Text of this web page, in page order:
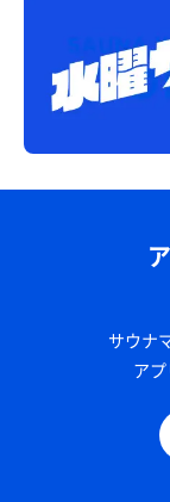
サウナ
ア